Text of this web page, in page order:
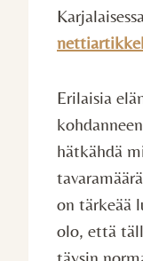
Erilaisia
hätkähdä
on tärkeää
olo, että
täysin